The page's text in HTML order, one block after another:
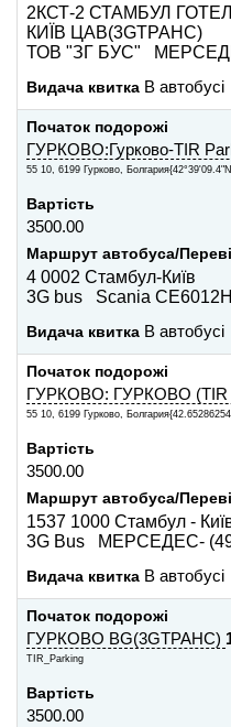
2КСТ-2 СТАМБУЛ
КИЇВ ЦАВ(3GТРАНС)
ТОВ "ЗГ БУС"
Видача квитка В автобусі
Початок подорожі
ГУРКОВО:Гурково-TIR
55 10, 6199 Гурково,
Вартість
3500.00
Маршрут автобуса/
4 0002 Стамбул-Київ
3G bus Scania
Видача квитка В автобусі
Початок подорожі
ГУРКОВО: ГУРКОВО (TIR
55 10, 6199 Гурково,
Вартість
3500.00
Маршрут автобуса/
1537 1000 Стамбул -
3G Bus МЕРСЕДЕС-
Видача квитка В автобусі
Початок подорожі
ГУРКОВО BG(3GТРАНС)
TIR_Parking
Вартість
3500.00